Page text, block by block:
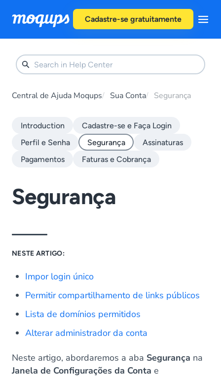
Cadastre-se gratuitamente
Central de Ajuda Moqups Sua Conta Segurança
Introduction
Cadastre-se e Faça Login
Perfil e Senha
Segurança
Assinaturas
Pagamentos
Faturas e Cobrança
Segurança
NESTE ARTIGO:
Impor login único
Permitir compartilhamento de links públicos
Lista de domínios permitidos
Alterar administrador da conta
Neste artigo, abordaremos a aba Segurança na
Janela de Configurações da Conta e